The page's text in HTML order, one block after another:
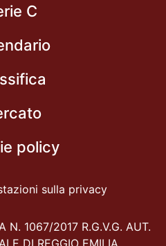
C
policy
sulla privacy
N. 1067/2017 R.G.V.G. AUT.
DI REGGIO EMILIA